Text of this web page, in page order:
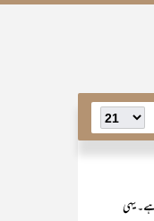
یہی